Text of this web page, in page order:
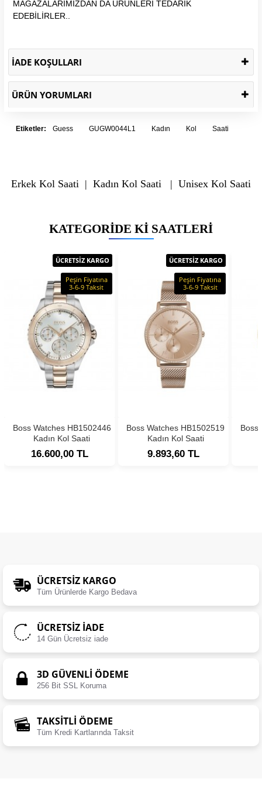
MAĞAZALARIMIZDAN DA ÜRÜNLERİ TEDARİK
EDEBİLİRLER..
İADE KOŞULLARI
ÜRÜN YORUMLARI
Etiketler: Guess GUGW0044L1 Kadın Kol Saati
Erkek Kol Saati | Kadın Kol Saati | Unisex Kol Saati
KATEGORIDE KI SAATLERI
ÜCRETSİZ KARGO
Peşin Fiyatına
3-6-9 Taksit
Boss Watches HB1502446
Kadın Kol Saati
16.600,00 TL
ÜCRETSİZ KARGO
Peşin Fiyatına
3-6-9 Taksit
Boss Watches HB1502519
Kadın Kol Saati
9.893,60 TL
Boss
ÜCRETSIZ KARGO
Tüm Ürünlerde Kargo Bedava
ÜCRETSIZ İADE
14 Gün Ücretsiz iade
3D GÜVENLİ ÖDEME
256 Bit SSL Koruma
TAKSİTLİ ÖDEME
Tüm Kredi Kartlarında Taksit